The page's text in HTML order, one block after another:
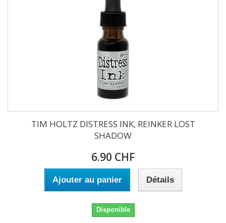
TIM HOLTZ DISTRESS INK, REINKER LOST
SHADOW
6.90 CHF
Ajouter au panier Détails
Disponible